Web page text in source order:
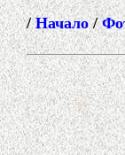
/Начало/